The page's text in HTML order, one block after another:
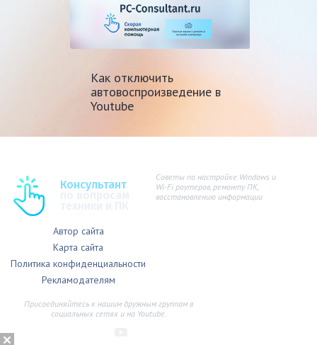
Как отключить
автовоспроизведение в
Youtube
Консультант
по вопросам
Советы по настройке Windows и
Wi-Fi роутеров, ремонту ПК,
восстановлению информации
Автор сайта
Карта сайта
Политика конфиденциальности
Рекламодателям
Присоединяйтесь к нашим дружным группам в
социальных сетях и на Youtube.